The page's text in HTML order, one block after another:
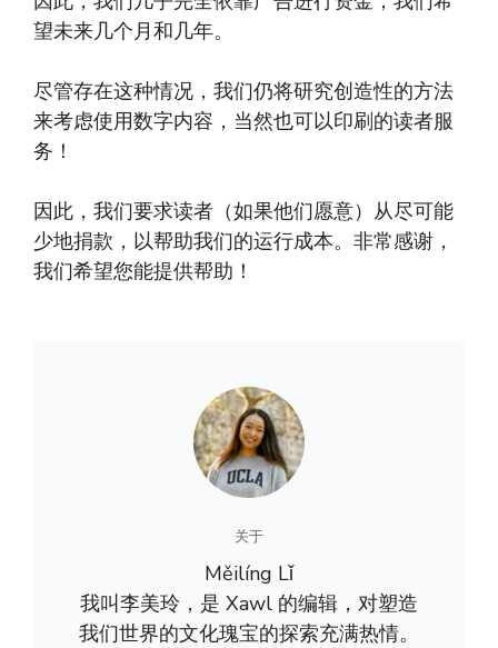
望未来几个月和几年。
尽管存在这种情况，我们仍将研究创造性的方法
来考虑使用数字内容，当然也可以印刷的读者服
务！
因此，我们要求读者（如果他们愿意）从尽可能
少地捐款，以帮助我们的运行成本。非常感谢，
我们希望您能提供帮助！
关于
Měilíng Lǐ
我叫李美玲，是 Xawl 的编辑，对塑造
我们世界的文化瑰宝的探索充满热情。